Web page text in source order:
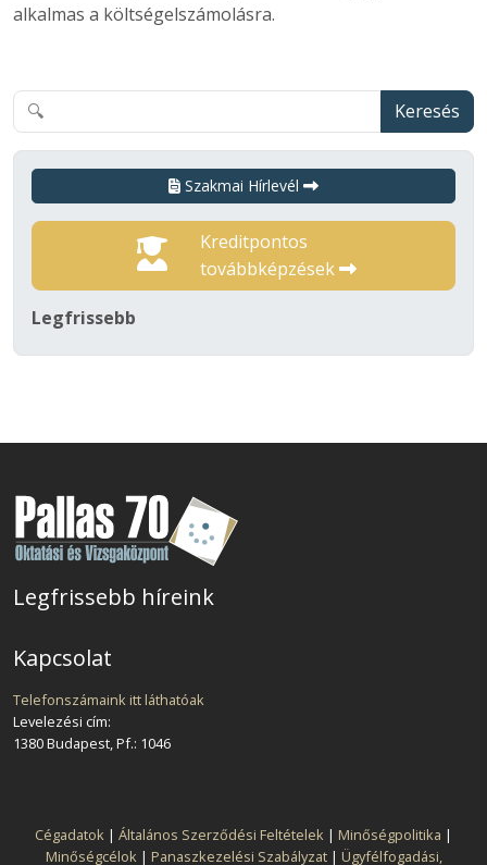
alkalmas a költségelszámolásra.
Keresés
Szakmai Hírlevél
Kreditpontos
továbbképzések
Legfrissebb
Legfrissebb híreink
Kapcsolat
Telefonszámaink itt láthatóak
Levelezési cím:
1380 Budapest, Pf.: 1046
Cégadatok | Általános Szerződési Feltételek | Minőségpolitika |
Minőségcélok| Panaszkezelési Szabályzat| Ügyfélfogadási,